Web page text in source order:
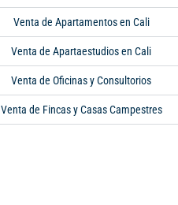
Venta de Apartamentos en Cali
Venta de Apartaestudios en Cali
Venta de Oficinas y Consultorios
Venta de Fincas y Casas Campestres